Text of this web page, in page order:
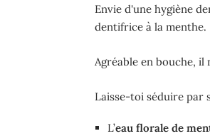
Envie d'une hygiène
dentifrice à la menthe.
Agréable en bouche, il
Laisse-toi séduire par
L’eau florale de